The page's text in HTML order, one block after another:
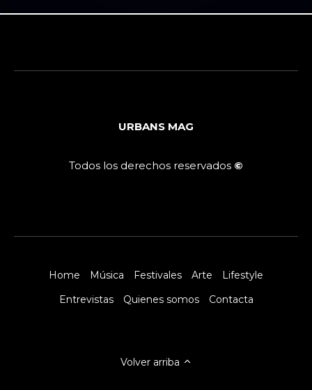
URBANS MAG
Todos los derechos reservados ©
Home Música Festivales Arte
Lifestyle
Entrevistas
Quienes somos Contacta
Volver arriba